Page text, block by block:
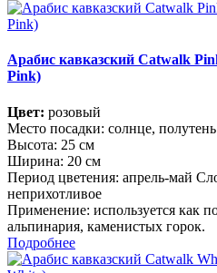
Арабис кавказский Catwalk
Pink)
Цвет: розовый
Место посадки: cолнце, полутень
Высота: 25 см
Ширина: 20 см
Период цветения: апрель-май
неприхотливое
Применение: используется как
альпинария, каменистых горок.
Подробнее